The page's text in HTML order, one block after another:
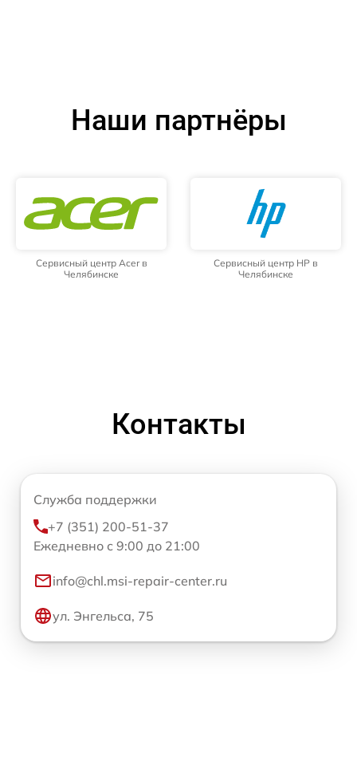
Наши партнёры
Сервисный центр Acer в
Челябинске
Сервисный центр HP в
Челябинске
Контакты
Служба поддержки
+7 (351) 200-51-37
Ежедневно с 9:00 до 21:00
info@chl.msi-repair-center.ru
ул. Энгельса, 75